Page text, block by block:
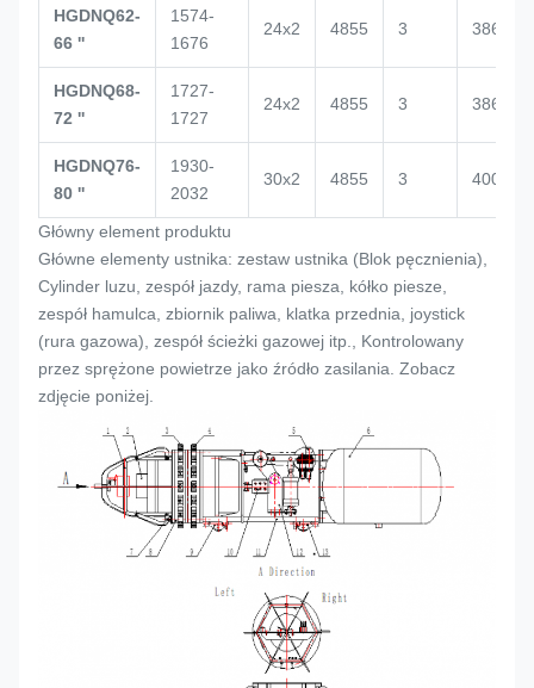
HGDNQ62-
66 ''
1574-
1676
24x2 4855 3 3864
HGDNQ68-
72 ''
1727-
1727
24x2 4855 3 3864
HGDNQ76-
80 ''
1930-
2032
30x2 4855 3 4000
Główny element produktu
Główne elementy ustnika: zestaw ustnika (Blok pęcznienia),
Cylinder luzu, zespół jazdy, rama piesza, kółko piesze,
zespół hamulca, zbiornik paliwa, klatka przednia, joystick
(rura gazowa), zespół ścieżki gazowej itp., Kontrolowany
przez sprężone powietrze jako źródło zasilania. Zobacz
zdjęcie poniżej.